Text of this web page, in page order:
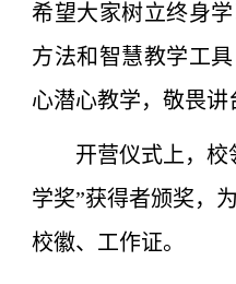
希望大家树立终身
方法和智慧教学工
心潜心教学，敬畏讲
开营仪式上，
学奖”获得者颁奖，
校徽、工作证。